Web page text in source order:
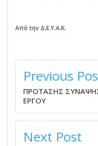
Από την Δ.Ε.Υ.Α.Κ.
ΠΛΟΉΓΗΣΗ
ΆΡΘΡΩΝ
Previous
ΠΡΟΤΑΣΗΣ
ΕΡΓΟΥ
Next Post